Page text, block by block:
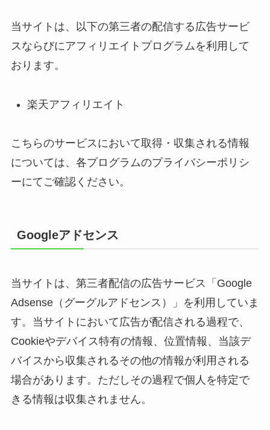
当サイトは、以下の第三者の配信する広告サービ
スならびにアフィリエイトプログラムを利用して
おります。
楽天アフィリエイト
こちらのサービスにおいて取得・収集される情報
については、各プログラムのプライバシーポリシ
ーにてご確認ください。
Googleアドセンス
当サイトは、第三者配信の広告サービス「Google
Adsense（グーグルアドセンス）」を利用していま
す。当サイトにおいて広告が配信される過程で、
Cookieやデバイス特有の情報、位置情報、当該デ
バイスから収集されるその他の情報が利用される
場合があります。ただしその過程で個人を特定で
きる情報は収集されません。